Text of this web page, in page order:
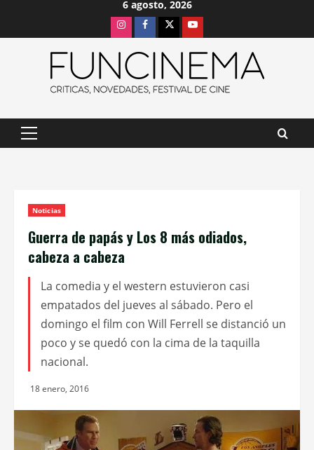
6 agosto, 2026
InstagramFacebook
X Youtube
Menú
Noticias
Guerra de papás y Los 8 más odiados,
cabeza a cabeza
La comedia y el western estuvieron casi
empatados del jueves al sábado. Pero el
domingo el film con Will Ferrell se distanció un
poco y se quedó con la cima de la taquilla
nacional.
18 enero, 2016